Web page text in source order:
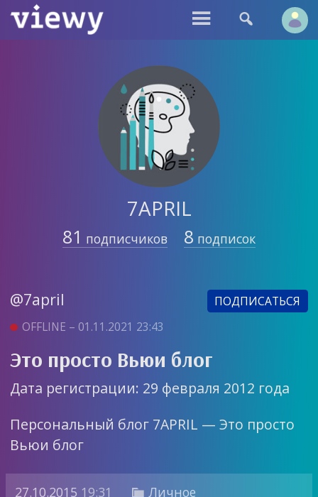
 
7APRIL
81 подписчиков 8 подписок
@7april
ПОДПИСАТЬСЯ
OFFLINE – 01.11.2021 23:43
Это просто Вьюи блог
Дата регистрации: 29 февраля 2012 года
Персональный блог 7APRIL — Это просто
Вьюи блог
27.10.2015 19:31  Личное